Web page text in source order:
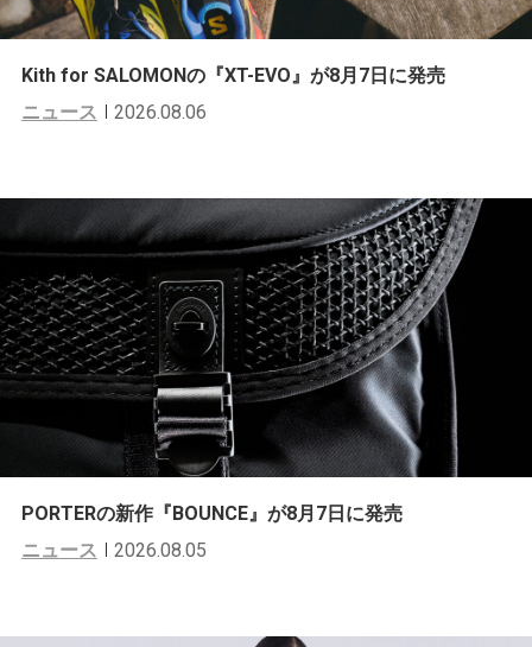
Kith for SALOMONの『XT-EVO』が8月7日に発売
ニュース
2026.08.06
PORTERの新作『BOUNCE』が8月7日に発売
ニュース
2026.08.05